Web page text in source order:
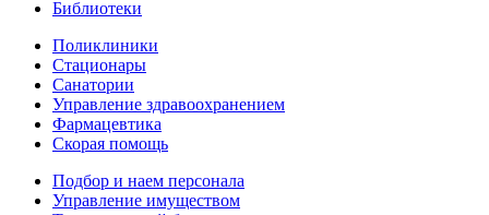
Библиотеки
Поликлиники
Стационары
Санатории
Управление здравоохранением
Фармацевтика
Скорая помощь
Подбор и наем персонала
Управление имуществом